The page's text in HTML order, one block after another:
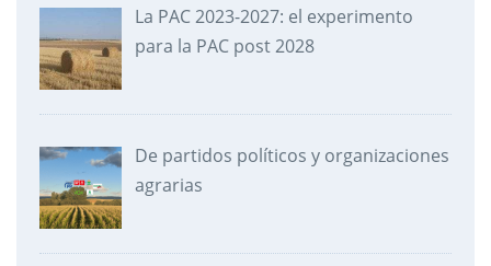
La PAC 2023-2027: el experimento
para la PAC post 2028
De partidos políticos y organizaciones
agrarias